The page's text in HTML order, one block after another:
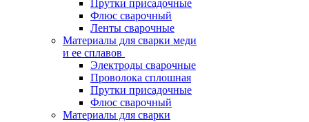
Прутки присадочные
Флюс сварочный
Ленты сварочные
Материалы для сварки меди
и ее сплавов
Электроды сварочные
Проволока сплошная
Прутки присадочные
Флюс сварочный
Материалы для сварки